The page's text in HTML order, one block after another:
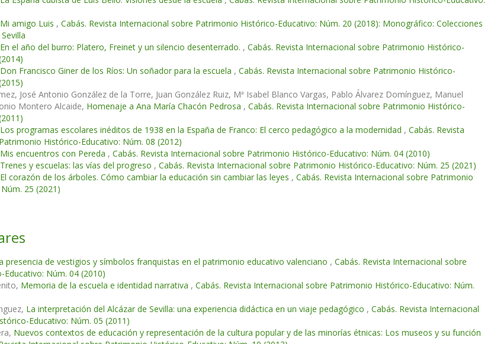
Mi amigo Luis , Cabás. Revista Internacional sobre Patrimonio Histórico-Educativo: Núm. 20 (2018): Monográfico: Colecciones
En el año del burro: Platero, Freinet y un silencio desenterrado. , Cabás. Revista Internacional sobre Patrimonio Histórico-
Don Francisco Giner de los Ríos: Un soñador para la escuela , Cabás. Revista Internacional sobre Patrimonio Histórico-
José Antonio González de la Torre, Juan González Ruiz, Mª Isabel Blanco Vargas, Pablo Álvarez Domínguez, Manuel
Montero Alcaide, Homenaje a Ana María Chacón Pedrosa , Cabás. Revista Internacional sobre Patrimonio Histórico-
Los programas escolares inéditos de 1938 en la España de Franco: El cerco pedagógico a la modernidad , Cabás. Revista
Histórico-Educativo: Núm. 08 (2012)
Mis encuentros con Pereda , Cabás. Revista Internacional sobre Patrimonio Histórico-Educativo: Núm. 04 (2010)
Trenes y escuelas: las vías del progreso , Cabás. Revista Internacional sobre Patrimonio Histórico-Educativo: Núm. 25 (2021)
El corazón de los árboles. Cómo cambiar la educación sin cambiar las leyes , Cabás. Revista Internacional sobre Patrimonio
25 (2021)
presencia de vestigios y símbolos franquistas en el patrimonio educativo valenciano , Cabás. Revista Internacional sobre
Núm. 04 (2010)
Memoria de la escuela e identidad narrativa , Cabás. Revista Internacional sobre Patrimonio Histórico-Educativo: Núm.
La interpretación del Alcázar de Sevilla: una experiencia didáctica en un viaje pedagógico , Cabás. Revista Internacional
Educativo: Núm. 05 (2011)
Nuevos contextos de educación y representación de la cultura popular y de las minorías étnicas: Los museos y su función